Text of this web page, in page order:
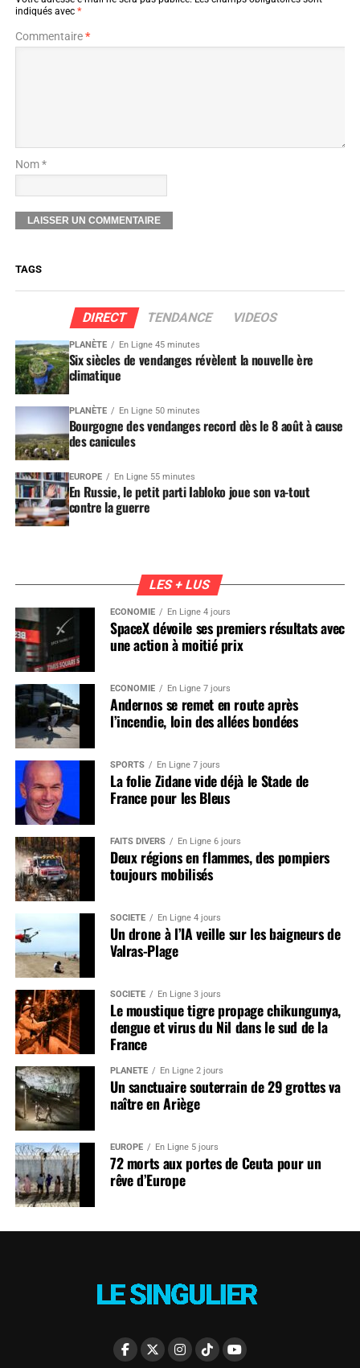
indiqués avec *
Commentaire*
Nom *
TAGS
DIRECT TENDANCE VIDEOS
PLANÈTE En Ligne 45 minutes
Six siècles de vendanges révèlent la nouvelle ère
climatique
PLANÈTE En Ligne 50 minutes
Bourgogne des vendanges record dès le 8 août à cause
des canicules
EUROPE En Ligne 55 minutes
En Russie, le petit parti Iabloko joue son va-tout
contre la guerre
LES + LUS
ÉCONOMIE En Ligne 4 jours
SpaceX dévoile ses premiers résultats avec
une action à moitié prix
ÉCONOMIE En Ligne 7 jours
Andernos se remet en route après
l’incendie, loin des allées bondées
SPORTS En Ligne 7 jours
La folie Zidane vide déjà le Stade de
France pour les Bleus
FAITS DIVERS En Ligne 6 jours
Deux régions en flammes, des pompiers
toujours mobilisés
SOCIÉTÉ En Ligne 4 jours
Un drone à l’IA veille sur les baigneurs de
Valras-Plage
SOCIÉTÉ En Ligne 3 jours
Le moustique tigre propage chikungunya,
dengue et virus du Nil dans le sud de la
France
PLANÈTE En Ligne 2 jours
Un sanctuaire souterrain de 29 grottes va
naître en Ariège
EUROPE En Ligne 5 jours
72 morts aux portes de Ceuta pour un
rêve d’Europe